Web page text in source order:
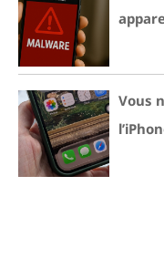
Vous